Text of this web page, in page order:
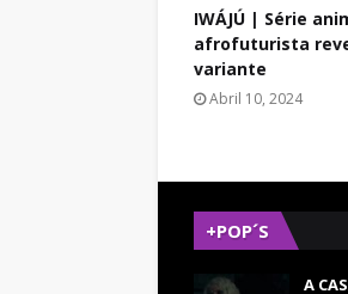
IWÁJÚ | Série
afrofuturista
variante
Abril 10, 2024
+POP´S
A